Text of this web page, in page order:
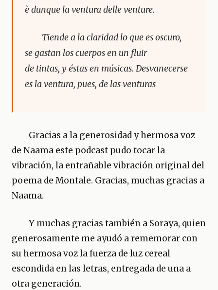
è dunque la ventura delle venture.
Tiende a la claridad lo que es oscuro,
se gastan los cuerpos en un fluir
de tintas, y éstas en músicas. Desvanecerse
es la ventura, pues, de las venturas
Gracias a la generosidad y hermosa voz
de Naama este podcast pudo tocar la
vibración, la entrañable vibración original del
poema de Montale. Gracias, muchas gracias a
Naama.
Y muchas gracias también a Soraya, quien
generosamente me ayudó a rememorar con
su hermosa voz la fuerza de luz cereal
escondida en las letras, entregada de una a
otra generación.